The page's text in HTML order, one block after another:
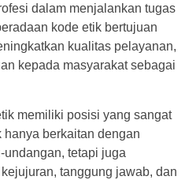
dalam menjalankan tugas
kode etik bertujuan
kualitas pelayanan,
kepada masyarakat sebagai
memiliki posisi yang sangat
berkaitan dengan
tetapi juga
tanggung jawab, dan